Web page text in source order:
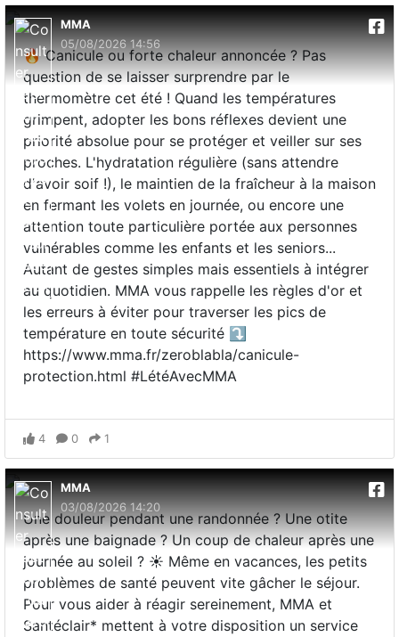
MMA
05/08/2026 14:56
🔥 Canicule ou forte chaleur annoncée ? Pas
question de se laisser surprendre par le
thermomètre cet été ! Quand les températures
grimpent, adopter les bons réflexes devient une
priorité absolue pour se protéger et veiller sur ses
proches. L'hydratation régulière (sans attendre
d'avoir soif !), le maintien de la fraîcheur à la maison
en fermant les volets en journée, ou encore une
attention toute particulière portée aux personnes
vulnérables comme les enfants et les seniors...
Autant de gestes simples mais essentiels à intégrer
au quotidien. MMA vous rappelle les règles d'or et
les erreurs à éviter pour traverser les pics de
température en toute sécurité ⤵️
https://www.mma.fr/zeroblabla/canicule-
protection.html #LétéAvecMMA
4 0 1
MMA
03/08/2026 14:20
Une douleur pendant une randonnée ? Une otite
après une baignade ? Un coup de chaleur après une
journée au soleil ? ☀️ Même en vacances, les petits
problèmes de santé peuvent vite gâcher le séjour.
Pour vous aider à réagir sereinement, MMA et
Santéclair* mettent à votre disposition un service